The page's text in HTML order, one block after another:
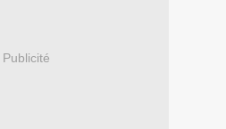
Publicité